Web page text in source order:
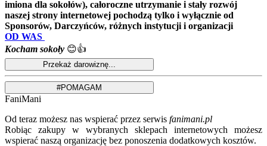
imiona dla sokołów), całoroczne utrzymanie i stały rozwój
naszej strony internetowej pochodzą tylko i wyłącznie od
Sponsorów, Darczyńców, różnych instytucji i organizacji
OD WAS
Kocham sokoły 😊👍
FaniMani
Od teraz możesz nas wspierać przez serwis fanimani.pl
Robiąc zakupy w wybranych sklepach internetowych możesz
wspierać naszą organizację bez ponoszenia dodatkowych kosztów.